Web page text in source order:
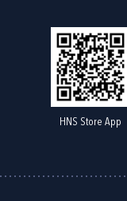
HNS Store App